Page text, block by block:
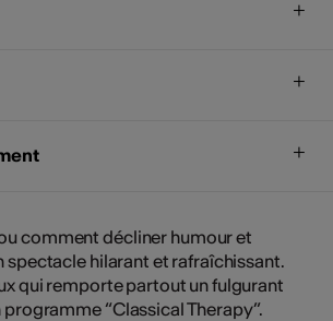
comment décliner humour et
spectacle hilarant et rafraîchissant.
qui remporte partout un fulgurant
“Classical Therapy”.